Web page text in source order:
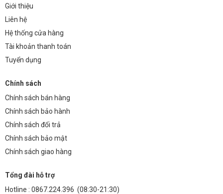
Giới thiệu
Liên hệ
Hệ thống cửa hàng
Tài khoản thanh toán
Tuyển dụng
Chính sách
Chính sách bán hàng
Chính sách bảo hành
Chính sách đổi trả
Chính sách bảo mật
Chính sách giao hàng
Tổng đài hỗ trợ
Hotline : 0867.224.396 (08:30-21:30)